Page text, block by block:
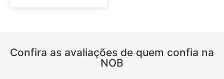
Confira as avaliações de quem confia na
NOB